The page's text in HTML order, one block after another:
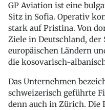
GP Aviation ist eine
Sitz in Sofia. Operativ
stark auf Pristina. Von
Ziele in Deutschland,
europäischen Ländern
die kosovarisch-
Das Unternehmen
schweizerisch geführte
denn auch in Zürich. Die